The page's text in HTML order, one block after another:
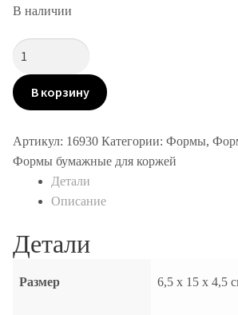
В наличии
Количество
Форма
бумажная
В корзину
Артикул: 16930 Категории: Формы,
Формы бумажные для коржей
Детали
Описание
Детали
Размер 6,5 х 15 х 4,5